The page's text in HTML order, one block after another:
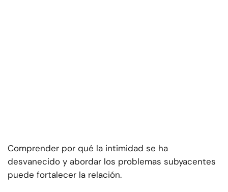
Comprender por qué la intimidad se ha
desvanecido y abordar los problemas subyacentes
puede fortalecer la relación.